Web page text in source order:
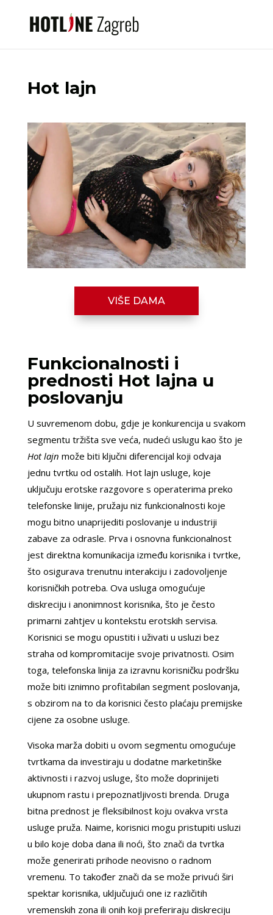
Hot lajn
VIŠE DAMA
Funkcionalnosti i
prednosti Hot lajna u
poslovanju
U suvremenom dobu, gdje je konkurencija u svakom
segmentu tržišta sve veća, nudeći uslugu kao što je
Hot lajn može biti ključni diferencijal koji odvaja
jednu tvrtku od ostalih. Hot lajn usluge, koje
uključuju erotske razgovore s operaterima preko
telefonske linije, pružaju niz funkcionalnosti koje
mogu bitno unaprijediti poslovanje u industriji
zabave za odrasle. Prva i osnovna funkcionalnost
jest direktna komunikacija između korisnika i tvrtke,
što osigurava trenutnu interakciju i zadovoljenje
korisničkih potreba. Ova usluga omogućuje
diskreciju i anonimnost korisnika, što je često
primarni zahtjev u kontekstu erotskih servisa.
Korisnici se mogu opustiti i uživati u usluzi bez
straha od kompromitacije svoje privatnosti. Osim
toga, telefonska linija za izravnu korisničku podršku
može biti iznimno profitabilan segment poslovanja,
s obzirom na to da korisnici često plaćaju premijske
cijene za osobne usluge.
Visoka marža dobiti u ovom segmentu omogućuje
tvrtkama da investiraju u dodatne marketinške
aktivnosti i razvoj usluge, što može doprinijeti
ukupnom rastu i prepoznatljivosti brenda. Druga
bitna prednost je fleksibilnost koju ovakva vrsta
usluge pruža. Naime, korisnici mogu pristupiti usluzi
u bilo koje doba dana ili noći, što znači da tvrtka
može generirati prihode neovisno o radnom
vremenu. To također znači da se može privući širi
spektar korisnika, uključujući one iz različitih
vremenskih zona ili onih koji preferiraju diskreciju